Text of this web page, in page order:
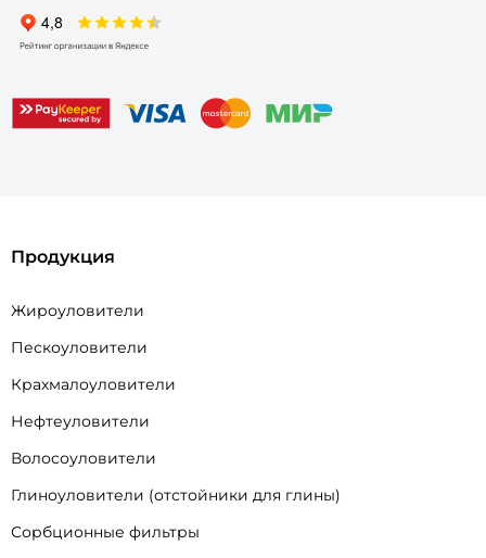
Продукция
Жироуловители
Пескоуловители
Крахмалоуловители
Нефтеуловители
Волосоуловители
Глиноуловители (отстойники для глины)
Сорбционные фильтры